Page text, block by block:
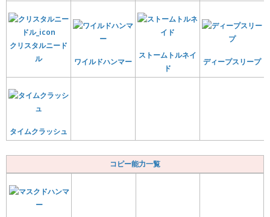
クリスタルニード
ル
ワイルドハンマー
ストームトルネイ
ド
ディープスリープ
タイムクラッシュ
コピー能力一覧